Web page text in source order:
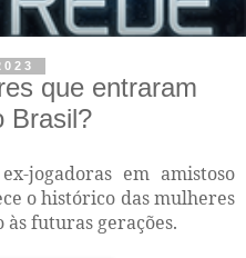
que entraram
Brasil?
jogadoras em amistoso
o histórico das mulheres
futuras gerações.